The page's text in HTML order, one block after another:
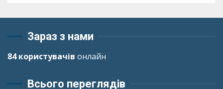
Зараз з нами
84 користувачів онлайн
Всього переглядів